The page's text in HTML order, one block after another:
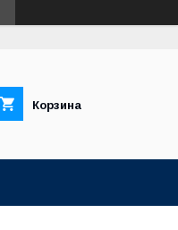
Корзина